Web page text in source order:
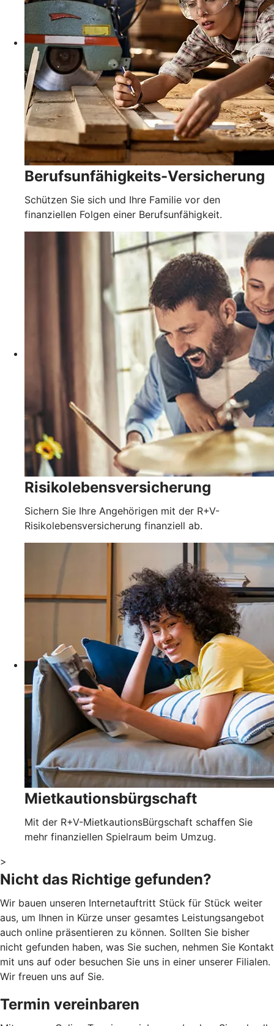
Berufsunfähigkeits-Versicherung
Schützen Sie sich und Ihre Familie vor den
finanziellen Folgen einer Berufsunfähigkeit.
Risikolebensversicherung
Sichern Sie Ihre Angehörigen mit der R+V-
Risikolebensversicherung finanziell ab.
Mietkautionsbürgschaft
Mit der R+V-MietkautionsBürgschaft schaffen Sie
mehr finanziellen Spielraum beim Umzug.
>
Nicht das Richtige gefunden?
Wir bauen unseren Internetauftritt Stück für Stück weiter
aus, um Ihnen in Kürze unser gesamtes Leistungsangebot
auch online präsentieren zu können. Sollten Sie bisher
nicht gefunden haben, was Sie suchen, nehmen Sie Kontakt
mit uns auf oder besuchen Sie uns in einer unserer Filialen.
Wir freuen uns auf Sie.
Termin vereinbaren